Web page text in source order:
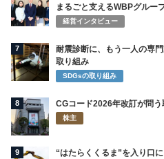
まるごと支えるWBPグルー
経営インタビュー
7
耐震診断に、もう一人の専
取り組み
SDGsの取り組み
8 CGコード2026年改訂が問
株主
9
“はたらくくるま”を入り口